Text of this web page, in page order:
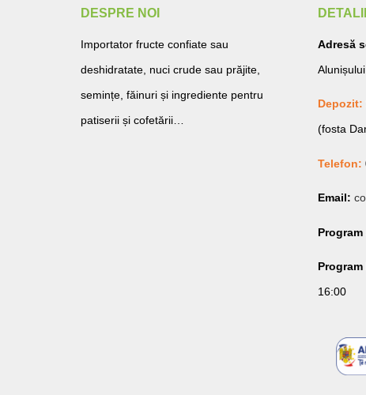
DESPRE NOI
Importator fructe confiate sau
deshidratate, nuci crude sau prăjite,
semințe, făinuri și ingrediente pentru
patiserii și cofetării…
Adresă
Depozit:
(fosta
Telefon:
Email:
16:00